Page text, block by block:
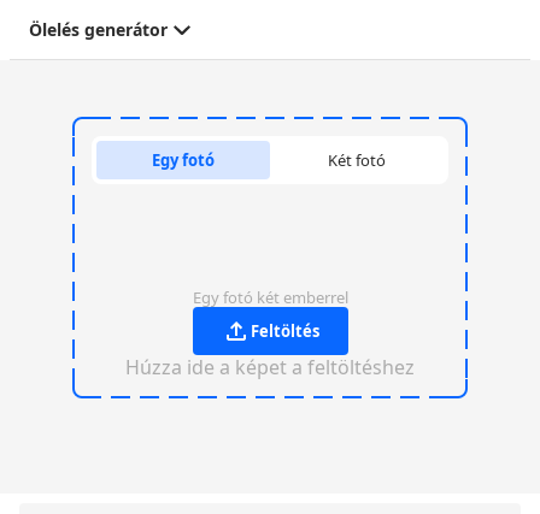
Ölelés generátor
Egy fotó Két fotó
Egy fotó két emberrel
Feltöltés
Húzza ide a képet a feltöltéshez